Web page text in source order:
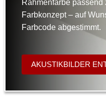
Rahmenfarbe passend
Farbkonzept – auf
Farbcode abgestimmt.
AKUSTIKBILDER